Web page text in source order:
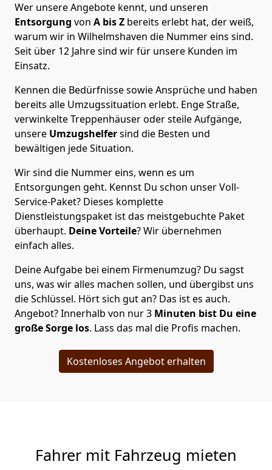
Wer unsere Angebote kennt, und unseren
Entsorgung von A bis Z bereits erlebt hat, der weiß,
warum wir in Wilhelmshaven die Nummer eins sind.
Seit über 12 Jahre sind wir für unsere Kunden im
Einsatz.
Kennen die Bedürfnisse sowie Ansprüche und haben
bereits alle Umzugssituation erlebt. Enge Straße,
verwinkelte Treppenhäuser oder steile Aufgänge,
unsere Umzugshelfersind die Besten und
bewältigen jede Situation.
Wir sind die Nummer eins, wenn es um
Entsorgungen geht. Kennst Du schon unser Voll-
Service-Paket? Dieses komplette
Dienstleistungspaket ist das meistgebuchte Paket
überhaupt. Deine Vorteile? Wir übernehmen
einfach alles.
Deine Aufgabe bei einem Firmenumzug? Du sagst
uns, was wir alles machen sollen, und übergibst uns
die Schlüssel. Hört sich gut an? Das ist es auch.
Angebot? Innerhalb von nur 3 Minuten bist Du eine
große Sorge los. Lass das mal die Profis machen.
Kostenloses Angebot erhalten
Fahrer mit Fahrzeug mieten